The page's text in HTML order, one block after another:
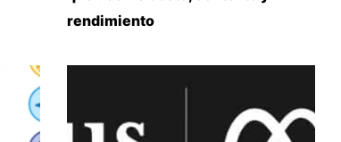
rendimiento